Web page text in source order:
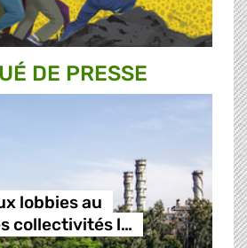
DE PRESSE
lobbies au
collectivités l…